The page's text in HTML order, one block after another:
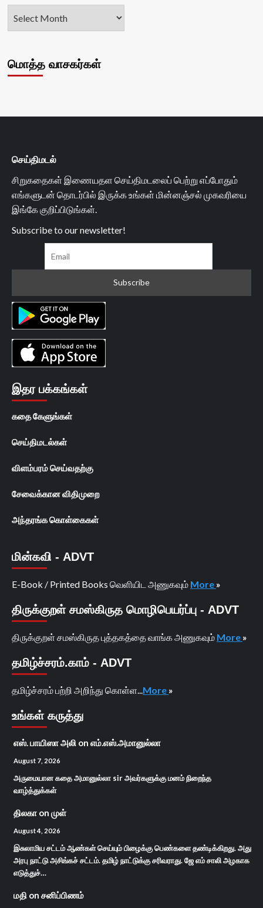
மொத்த வாசகர்கள்
செய்திமடல்
சிறுகதைகள் இணையதள செய்திமடலைப் பெற்று எப்போதும்
எங்களுடன் தொடர்பில் இருக்க உங்கள் மின்னஞ்சல் முகவரியை
இங்கே குறிப்பிடுங்கள்.
Subscribe to our newsletter!
இதர பக்கங்கள்
கதை கேளுங்கள்
செய்திமடல்கள்
விளம்பரம் செய்வதற்கு
சேவைக்கான விதிமுறை
அந்தரங்க கொள்கைகள்
மின்கவி - ADVT
E-Book / Printed Books வெளியிட அணுகவும் More »
திருக்குறள் சமஸ்கிருத மொழிபெயர்ப்பு - ADVT
திருக்குறள் சமஸ்கிருத புத்தகத்தை வாங்க அணுகவும் More »
தமிழ்ச்சரம்.காம் - ADVT
தமிழ்ச்சரம் பற்றி அறிந்து கொள்ள... More »
உங்கள் கருத்து
எஸ். பாயிஸா அலி on எம்.எஸ்.அமானுல்லா
August 7, 2026
அருமையான கதை அமானுல்லா sir அவர்களுக்கு மனம் நிறைந்த
வாழ்த்துக்கள்
திலகா on முள்
August 4, 2026
இசுலாமிய சட்டம் ஆண்கள் செய்யும் பிழைக்கு பெண்களை தண்டிக்கிறது. அது
அரபு நாட்டு அசிங்கச் சட்டம். தமிழ் நாட்டுக்கு சரிவராது. ஜே எம் சாலி அழகாக
எடுத்துச்…
மதி on சனிப்பிணம்